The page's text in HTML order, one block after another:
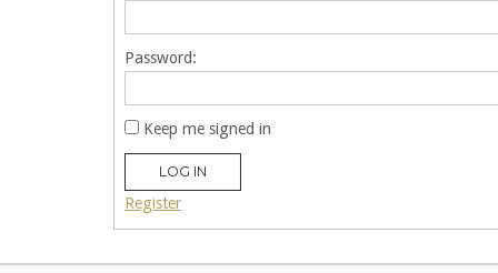
Password:
Keep me signed in
LOG IN
Register